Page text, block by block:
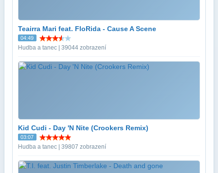
Teairra Mari feat. FloRida - Cause A Scene
04:49
Hudba a tanec | 39044 zobrazení
Kid Cudi - Day 'N Nite (Crookers Remix)
03:07
Hudba a tanec | 39807 zobrazení